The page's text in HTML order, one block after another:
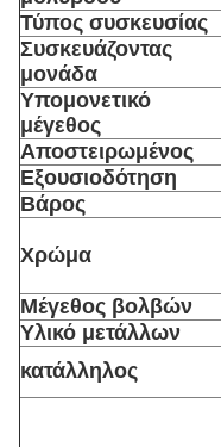
Τύπος συσκευσίας
Συσκευάζοντας
μονάδα
Υπομονετικό
μέγεθος
Αποστειρωμένος
Εξουσιοδότηση
Βάρος
Χρώμα
Μέγεθος βολβών
Υλικό μετάλλων
κατάλληλος